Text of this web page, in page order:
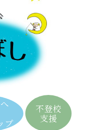
プ
不登校
支援